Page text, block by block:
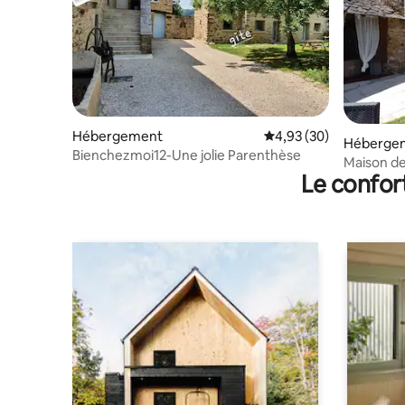
Hébergement Évaluation moyenne
4,93 (30)
Bienchezmoi12-Une jolie Parenthèse
Maison
Le